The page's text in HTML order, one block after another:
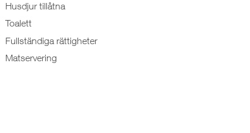
Husdjur tillåtna
Toalett
Fullständiga rättigheter
Matservering